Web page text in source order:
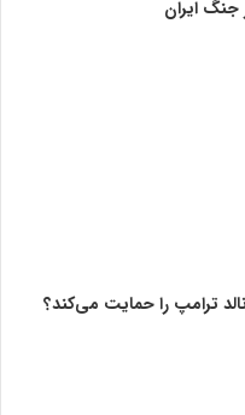
ایران
ترامپ را حمایت می‌کند؟